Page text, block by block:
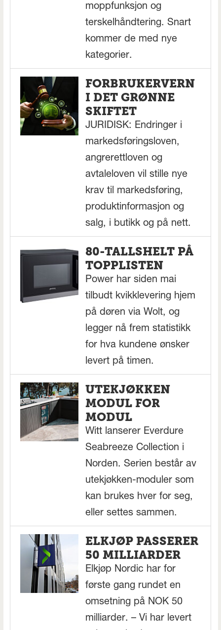
moppfunksjon og
terskelhåndtering. Snart
kommer de med nye
kategorier.
FORBRUKERVERN
I DET GRØNNE
SKIFTET
JURIDISK: Endringer i
markedsføringsloven,
angrerettloven og
avtaleloven vil stille nye
krav til markedsføring,
produktinformasjon og
salg, i butikk og på nett.
80-TALLSHELT PÅ
TOPPLISTEN
Power har siden mai
tilbudt kvikklevering hjem
på døren via Wolt, og
legger nå frem statistikk
for hva kundene ønsker
levert på timen.
UTEKJØKKEN
MODUL FOR
MODUL
Witt lanserer Everdure
Seabreeze Collection i
Norden. Serien består av
utekjøkken-moduler som
kan brukes hver for seg,
eller settes sammen.
ELKJØP PASSERER
50 MILLIARDER
Elkjøp Nordic har for
første gang rundet en
omsetning på NOK 50
milliarder. – Vi har levert